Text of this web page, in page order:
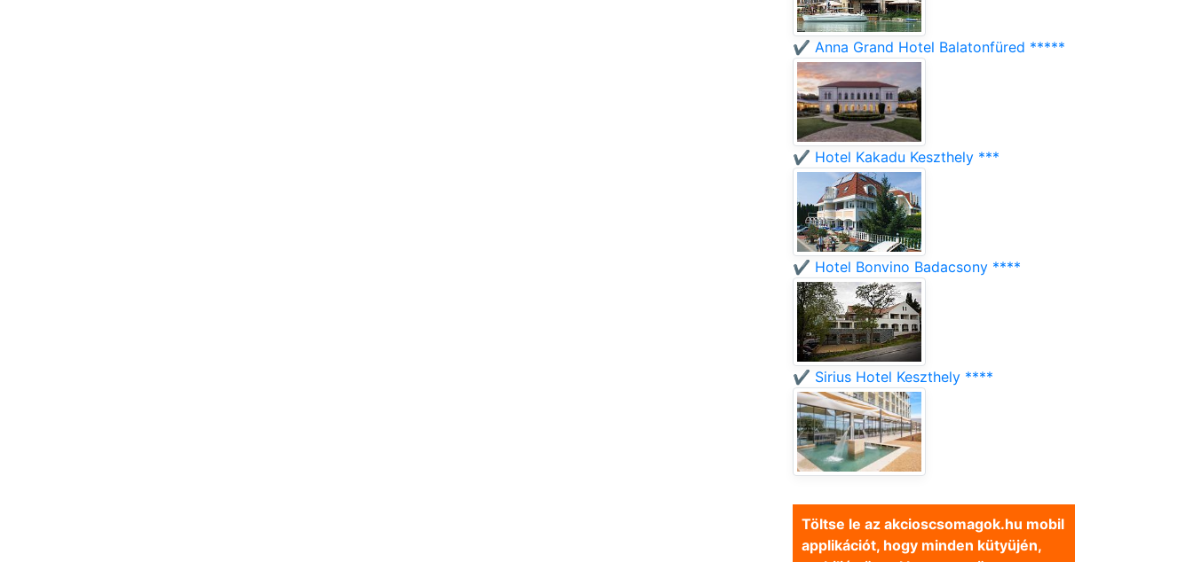
✔️ Anna Grand Hotel Balatonfüred *****
✔️ Hotel Kakadu Keszthely ***
✔️ Hotel Bonvino Badacsony ****
✔️ Sirius Hotel Keszthely ****
Töltse le az akcioscsomagok.hu mobil
applikációt, hogy minden kütyüjén,